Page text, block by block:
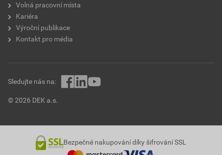
Volná pracovní místa
Kariéra
Výroční publikace
Kontakt pro média
© 2026 DEK a.s.
Sledujte nás na:
Bezpečné nakupování díky šifrování SSL